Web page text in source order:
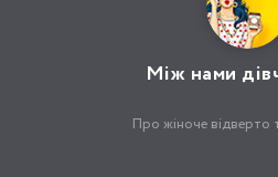
Між нами
Про жіноче відверто